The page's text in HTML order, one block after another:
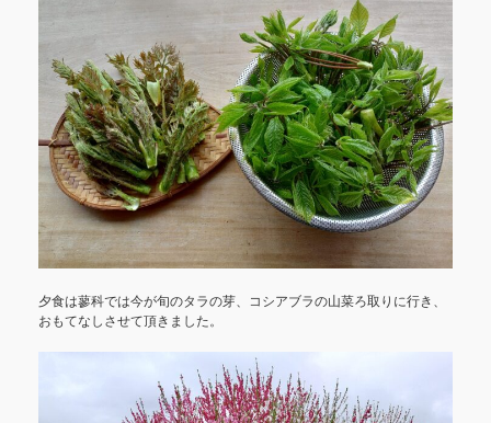
夕食は蓼科では今が旬のタラの芽、コシアブラの山菜ろ取りに行き、
おもてなしさせて頂きました。